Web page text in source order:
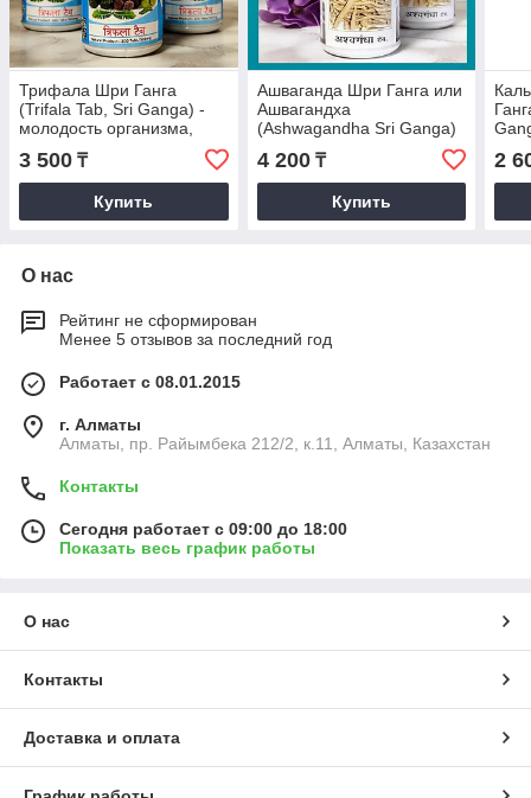
Трифала Шри Ганга
(Trifala Tab, Sri Ganga) -
молодость организма,
очищение, омоложение,
оздоровление, 200 таб
3 500 ₸
Купить
Ашваганда Шри Ганга или
Ашвагандха
(Ashwagandha Sri Ganga)
- энергия, сила,
выносливость, здоровье,
120 таб
4 200₸
Купить
2
О нас
Рейтинг не сформирован
Менее 5 отзывов за последний год
Работает с 08.01.2015
г. Алматы
Алматы, пр. Райымбека 212/2, к.11, Алматы, Казахстан
Контакты
Сегодня работает с 09:00 до 18:00
Показать весь график работы
О нас
Контакты
Доставка и оплата